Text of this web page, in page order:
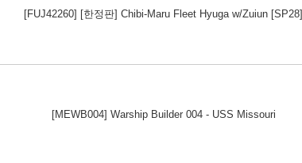
[FUJ42260] [한정판] Chibi-Maru Fleet Hyuga w/Zuiun [SP28]
[MEWB004] Warship Builder 004 - USS Missouri